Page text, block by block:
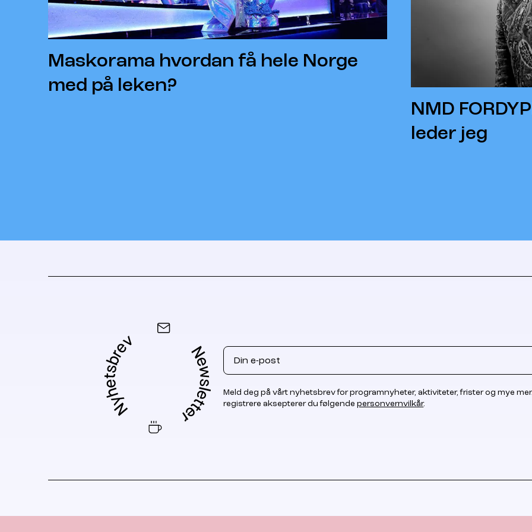
Maskorama hvordan få hele Norge
med på leken?
NMD
leder jeg
Email
Meld deg på vårt nyhetsbrev for programnyheter, aktiviteter, frister og mye
registrere aksepterer du følgendepersonvernvilkår.